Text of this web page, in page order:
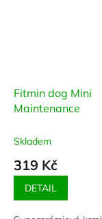
Fitmin dog Mini
Maintenance
Skladem
319 Kč
DETAIL